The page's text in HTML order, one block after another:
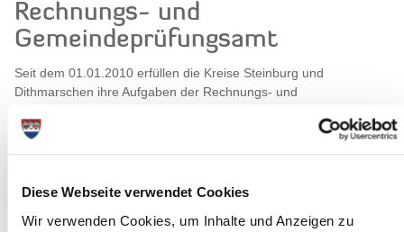
Diese Webseite verwendet Cookies
Wir verwenden Cookies, um Inhalte und Anzeigen zu
Rechnungs- und
Gemeindeprüfungsamt
Seit dem 01.01.2010 erfüllen die Kreise Steinburg und
Dithmarschen ihre Aufgaben der Rechnungs- und
Verwaltungsgemeinschaft mit Sitz in Itzehoe und einer
und Gemeindeprüfungsamtes Dithmarschen wahr und koordiniert
beiden Kreisen. Durch die Konzentration der fachlichen